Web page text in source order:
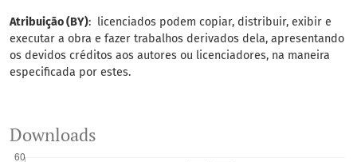
Atribuição (BY): licenciados podem copiar, distribuir, exibir e
executar a obra e fazer trabalhos derivados dela, apresentando
os devidos créditos aos autores ou licenciadores, na maneira
especificada por estes.
Downloads